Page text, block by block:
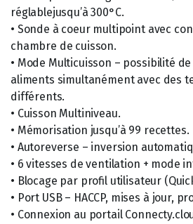
réglablejusqu’à 300°C.
• Sonde à coeur multipoint avec
chambre de cuisson.
• Mode Multicuisson – possibilité
aliments simultanément avec des
différents.
• Cuisson Multiniveau.
• Mémorisation jusqu’à 99 recettes.
• Autoreverse – inversion
• 6 vitesses de ventilation + mode
• Blocage par profil utilisateur
• Port USB – HACCP, mises à jour,
• Connexion au portail